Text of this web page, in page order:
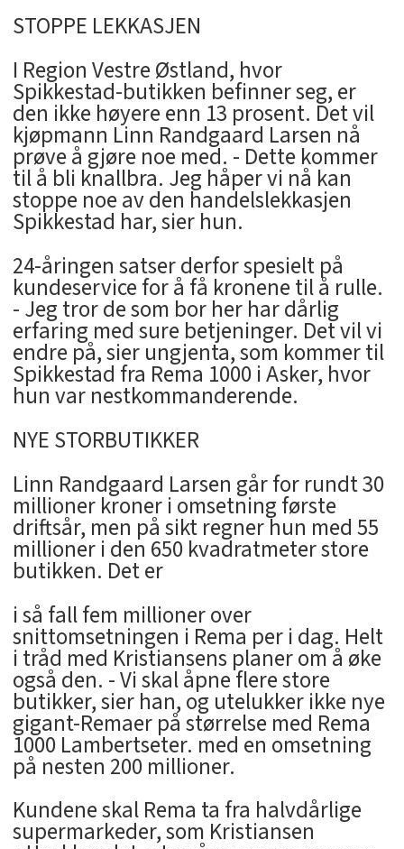
STOPPE LEKKASJEN
I Region Vestre Østland, hvor
Spikkestad-butikken befinner seg, er
den ikke høyere enn 13 prosent. Det vil
kjøpmann Linn Randgaard Larsen nå
prøve å gjøre noe med. - Dette kommer
til å bli knallbra. Jeg håper vi nå kan
stoppe noe av den handelslekkasjen
Spikkestad har, sier hun.
24-åringen satser derfor spesielt på
kundeservice for å få kronene til å rulle.
- Jeg tror de som bor her har dårlig
erfaring med sure betjeninger. Det vil vi
endre på, sier ungjenta, som kommer til
Spikkestad fra Rema 1000 i Asker, hvor
hun var nestkommanderende.
NYE STORBUTIKKER
Linn Randgaard Larsen går for rundt 30
millioner kroner i omsetning første
driftsår, men på sikt regner hun med 55
millioner i den 650 kvadratmeter store
butikken. Det er
i så fall fem millioner over
snittomsetningen i Rema per i dag. Helt
i tråd med Kristiansens planer om å øke
også den. - Vi skal åpne flere store
butikker, sier han, og utelukker ikke nye
gigant-Remaer på størrelse med Rema
1000 Lambertseter. med en omsetning
på nesten 200 millioner.
Kundene skal Rema ta fra halvdårlige
supermarkeder, som Kristiansen